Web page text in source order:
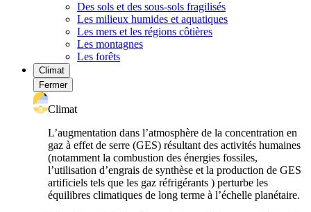
Des sols et des sous-sols fragilisés
Les milieux humides et aquatiques
Les mers et les régions côtières
Les montagnes
Les forêts
Climat
Fermer
Climat
L’augmentation dans l’atmosphère de la concentration en
gaz à effet de serre (GES) résultant des activités humaines
(notamment la combustion des énergies fossiles,
l’utilisation d’engrais de synthèse et la production de GES
artificiels tels que les gaz réfrigérants ) perturbe les
équilibres climatiques de long terme à l’échelle planétaire.